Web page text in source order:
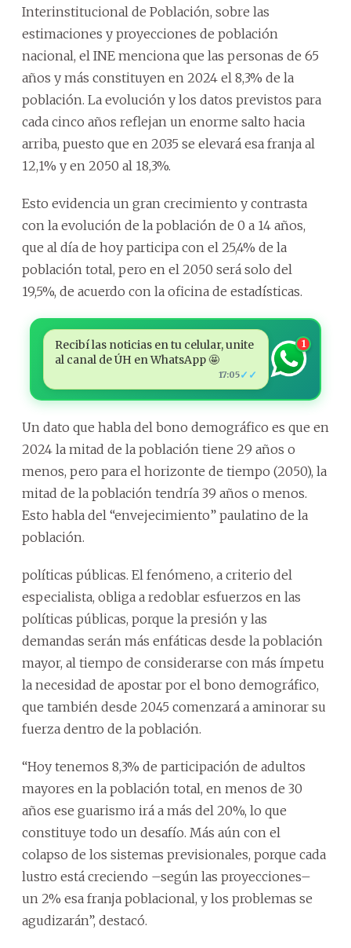
Interinstitucional de Población, sobre las
estimaciones y proyecciones de población
nacional, el INE menciona que las personas de 65
años y más constituyen en 2024 el 8,3% de la
población. La evolución y los datos previstos para
cada cinco años reflejan un enorme salto hacia
arriba, puesto que en 2035 se elevará esa franja al
12,1% y en 2050 al 18,3%.
Esto evidencia un gran crecimiento y contrasta
con la evolución de la población de 0 a 14 años,
que al día de hoy participa con el 25,4% de la
población total, pero en el 2050 será solo del
19,5%, de acuerdo con la oficina de estadísticas.
Recibí las noticias en tu celular, unite
al canal de ÚH en WhatsApp 🤩
17:05✓✓
1
Un dato que habla del bono demográfico es que en
2024 la mitad de la población tiene 29 años o
menos, pero para el horizonte de tiempo (2050), la
mitad de la población tendría 39 años o menos.
Esto habla del “envejecimiento” paulatino de la
población.
políticas públicas. El fenómeno, a criterio del
especialista, obliga a redoblar esfuerzos en las
políticas públicas, porque la presión y las
demandas serán más enfáticas desde la población
mayor, al tiempo de considerarse con más ímpetu
la necesidad de apostar por el bono demográfico,
que también desde 2045 comenzará a aminorar su
fuerza dentro de la población.
“Hoy tenemos 8,3% de participación de adultos
mayores en la población total, en menos de 30
años ese guarismo irá a más del 20%, lo que
constituye todo un desafío. Más aún con el
colapso de los sistemas previsionales, porque cada
lustro está creciendo –según las proyecciones–
un 2% esa franja poblacional, y los problemas se
agudizarán”, destacó.